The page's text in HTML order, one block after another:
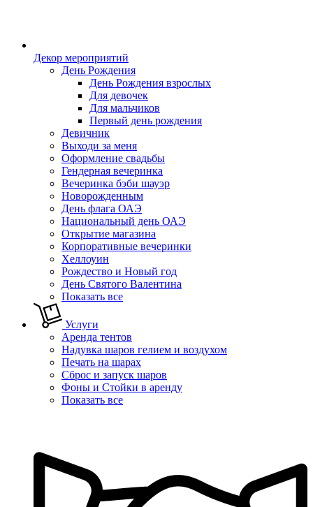
Декор мероприятий
День Рождения
День Рождения взрослых
Для девочек
Для мальчиков
Первый день рождения
Девичник
Выходи за меня
Оформление свадьбы
Гендерная вечеринка
Вечеринка бэби шауэр
Новорожденным
День флага ОАЭ
Национальный день ОАЭ
Открытие магазина
Корпоративные вечеринки
Хеллоуин
Рождество и Новый год
День Святого Валентина
Показать все
Услуги
Аренда тентов
Надувка шаров гелием и воздухом
Печать на шарах
Сброс и запуск шаров
Фоны и Стойки в аренду
Показать все